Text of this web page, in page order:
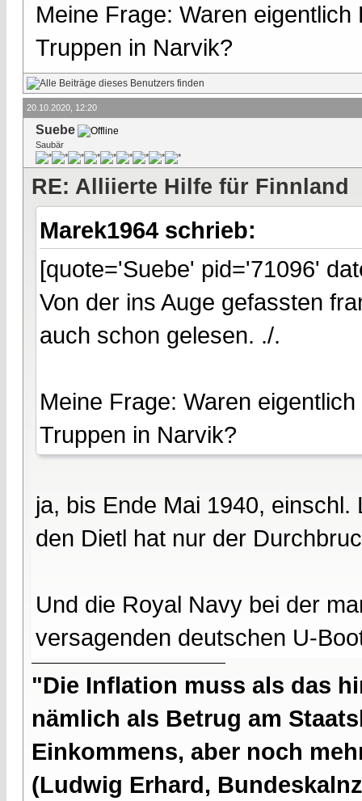
Meine Frage: Waren
Truppen in Narvik?
20.10.2020, 12:20
Suebe
Saubär
RE: Alliierte Hilfe für Finnland
Marek1964 schrieb:
[quote='Suebe' pid='71096'
Von der ins Auge gefassten
auch schon gelesen. ./.
Meine Frage: Waren
Truppen in Narvik?
ja, bis Ende Mai 1940, einschl.
den Dietl hat nur der
Und die Royal Navy bei der
versagenden deutschen U-
"Die Inflation muss als das
nämlich als Betrug am
Einkommens, aber noch
(Ludwig Erhard,